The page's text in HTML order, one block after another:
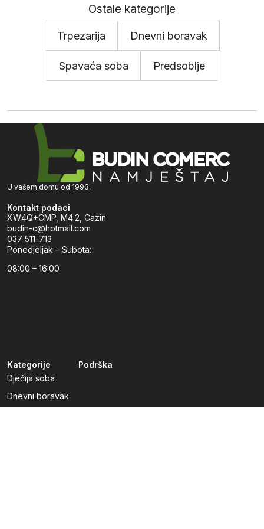
Ostale kategorije
Trpezarija Dnevni boravak
Spavaća soba Predsoblje
U vašem domu od 1993.
Kontakt podaci
XW4Q+CMP, M4.2, Cazin
budin-c@hotmail.com
037 511-713
Ponedjeljak – Subota:
08:00 – 16:00
Kategorije
Dječija soba
Dnevni boravak
Podrška